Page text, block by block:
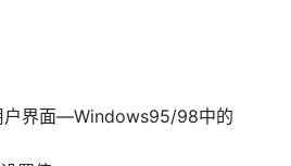
户界面—Windows95/98中的